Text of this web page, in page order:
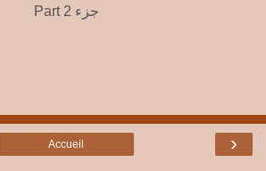
Part 2 جزء
›
Accueil